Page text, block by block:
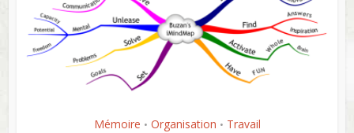
Mémoire • Organisation • Travail